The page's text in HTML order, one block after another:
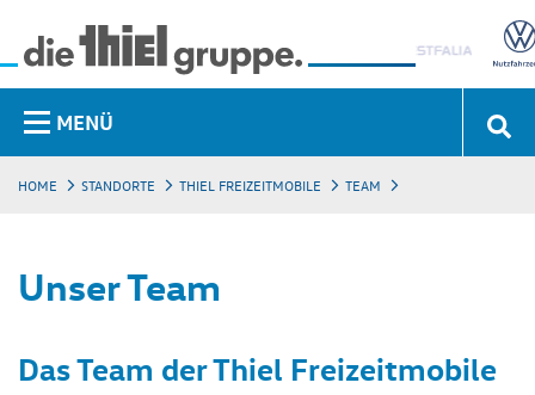
MENÜ
HOME STANDORTE THIEL FREIZEITMOBILE TEAM
Unser Team
Das Team der Thiel Freizeitmobile